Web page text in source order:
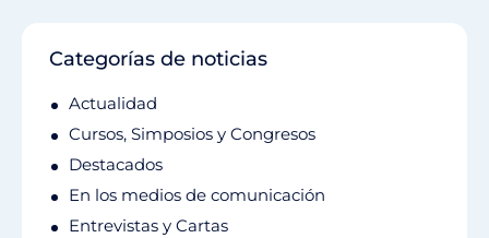
Categorías de noticias
Actualidad
Cursos, Simposios y Congresos
Destacados
En los medios de comunicación
Entrevistas y Cartas